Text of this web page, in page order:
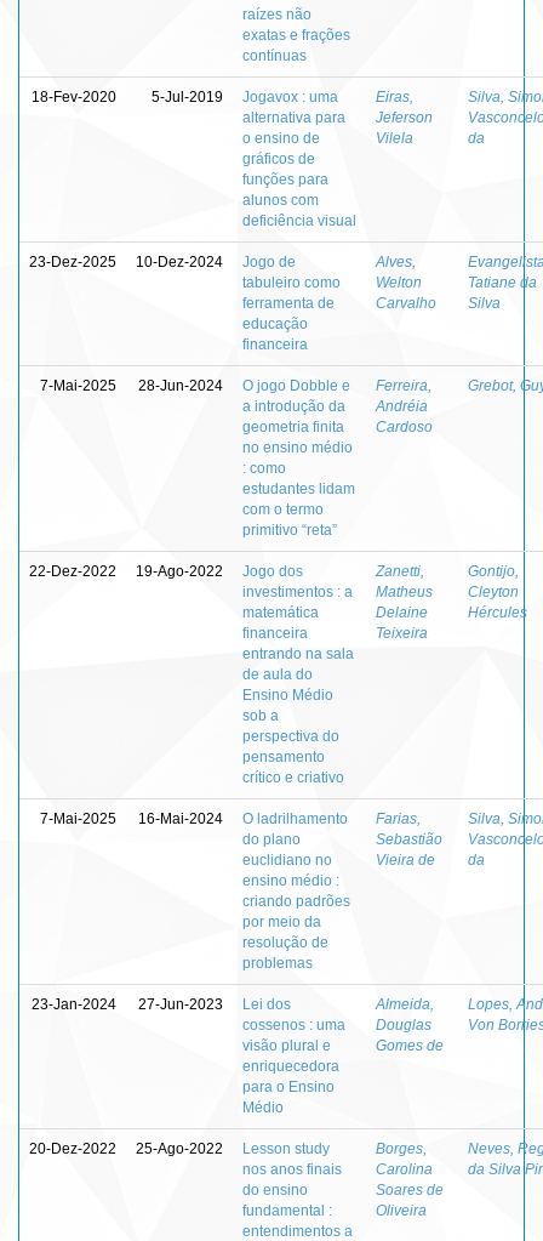
raízes não
exatas e frações
contínuas
18-Fev-2020 5-Jul-2019
Jogavox : uma
alternativa para
o ensino de
gráficos de
funções para
alunos com
deficiência visual
Eiras,
Jeferson
Vilela
Silva,
da
23-Dez-2025 10-Dez-2024
Jogo de
tabuleiro como
ferramenta de
educação
financeira
Alves,
Welton
Carvalho
Tatiane da
Silva
7-Mai-2025 28-Jun-2024
O jogo Dobble e
a introdução da
geometria finita
no ensino médio
: como
estudantes lidam
com o termo
primitivo “reta”
Ferreira,
Andréia
Cardoso
Grebot,
22-Dez-2022 19-Ago-2022
Jogo dos
investimentos : a
matemática
financeira
entrando na sala
de aula do
Ensino Médio
sob a
perspectiva do
pensamento
crítico e criativo
Zanetti,
Matheus
Delaine
Teixeira
Gontijo,
Cleyton
Hércules
7-Mai-2025 16-Mai-2024
O ladrilhamento
do plano
euclidiano no
ensino médio :
criando padrões
por meio da
resolução de
problemas
Farias,
Sebastião
Vieira de
Silva,
da
23-Jan-2024 27-Jun-2023
Lei dos
cossenos : uma
visão plural e
enriquecedora
para o Ensino
Médio
Almeida,
Douglas
Gomes de
Lopes,
Von
20-Dez-2022 25-Ago-2022
Lesson study
nos anos finais
do ensino
fundamental :
entendimentos a
Borges,
Carolina
Soares de
Oliveira
Neves,
da Silva